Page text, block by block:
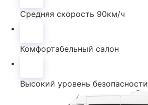
Средняя скорость 90км/ч
Комфортабельный салон
Высокий уровень безопасности